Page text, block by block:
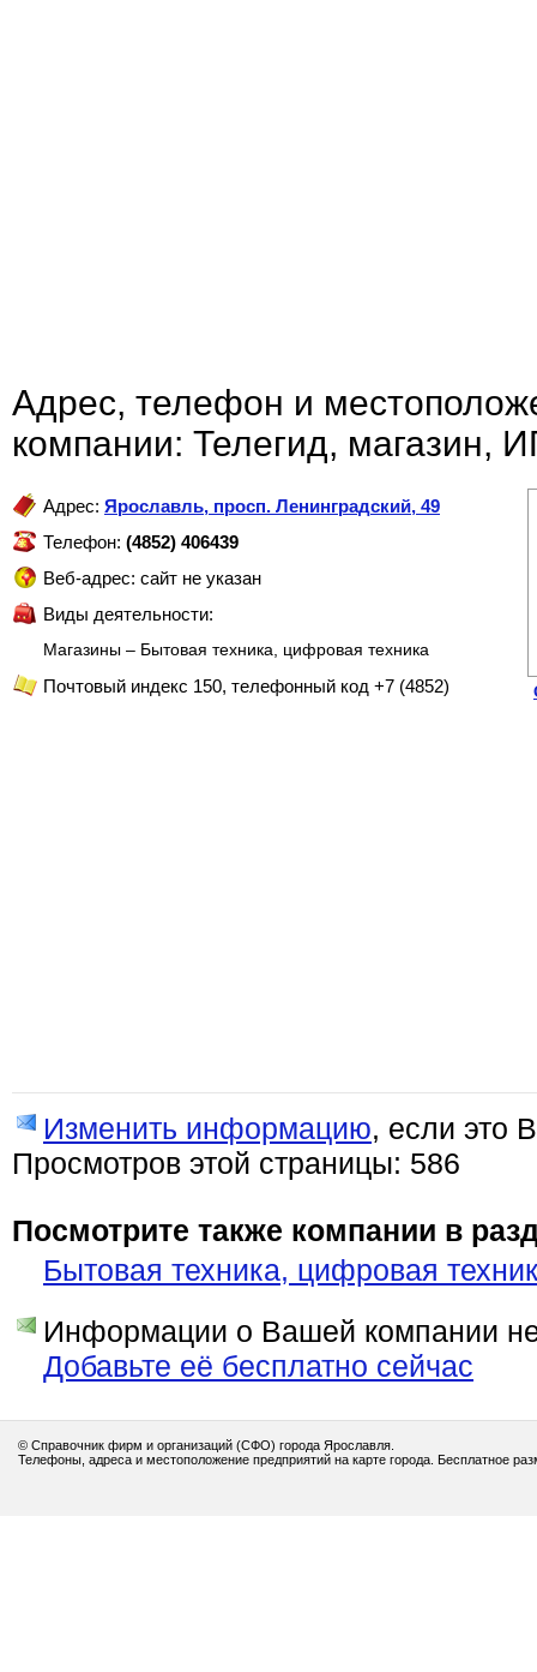
Адрес, телефон и
компании: Телегид, магазин,
Адрес: Ярославль, просп. Ленинградский, 49
Телефон: (4852) 406439
Веб-адрес: сайт не указан
Виды деятельности:
Магазины – Бытовая техника, цифровая техника
Почтовый индекс 150, телефонный код +7 (4852)
Изменить информацию, если это
Просмотров этой страницы: 586
Посмотрите также компании в
Бытовая техника, цифровая
Информации о Вашей компании
Добавьте её бесплатно сейчас
© Справочник фирм и организаций (СФО) города Ярославля.
Телефоны, адреса и местоположение предприятий на карте города. Бесплатное